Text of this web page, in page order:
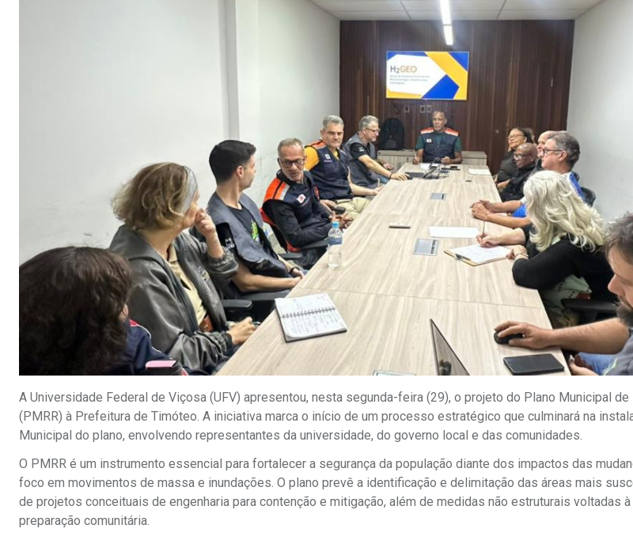
A Universidade Federal de Viçosa (UFV) apresentou, nesta segunda-feira (29), o projeto do Plano Municipal
(PMRR) à Prefeitura de Timóteo. A iniciativa marca o início de um processo estratégico que culminará na
Municipal do plano, envolvendo representantes da universidade, do governo local e das comunidades.
O PMRR é um instrumento essencial para fortalecer a segurança da população diante dos impactos das
foco em movimentos de massa e inundações. O plano prevê a identificação e delimitação das áreas mais
de projetos conceituais de engenharia para contenção e mitigação, além de medidas não estruturais voltadas
preparação comunitária.